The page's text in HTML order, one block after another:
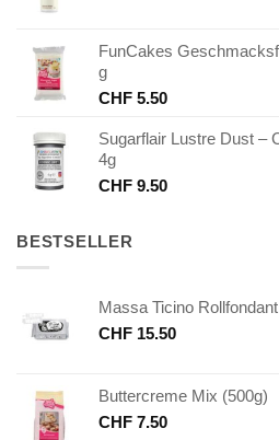
FunCakes
g
CHF 5.50
Sugarflair Lustre Dust –
4g
CHF 9.50
BESTSELLER
Massa Ticino
CHF 15.50
Buttercreme Mix (500g)
CHF 7.50